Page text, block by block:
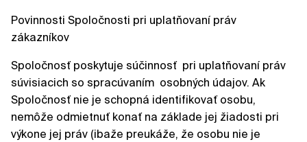
Povinnosti Spoločnosti pri uplatňovaní práv
zákazníkov
Spoločnosť poskytuje súčinnosť pri uplatňovaní práv
súvisiacich so spracúvaním osobných údajov. Ak
Spoločnosť nie je schopná identifikovať osobu,
nemôže odmietnuť konať na základe jej žiadosti pri
výkone jej práv (ibaže preukáže, že osobu nie je